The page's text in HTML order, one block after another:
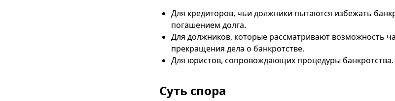
Для кредиторов, чьи должники пытаются избежать
погашением долга.
Для должников, которые рассматривают возможность
прекращения дела о банкротстве.
Для юристов, сопровождающих процедуры банкротства.
Суть спора